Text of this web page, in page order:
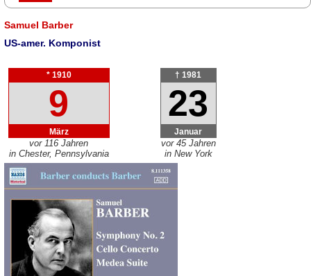
Samuel Barber
US-amer. Komponist
* 1910
9
März
vor 116 Jahren
in Chester, Pennsylvania
† 1981
23
Januar
vor 45 Jahren
in New York